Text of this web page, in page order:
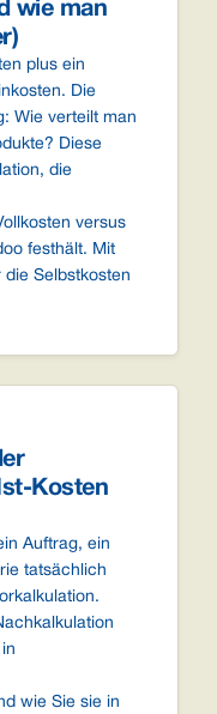
wie man
plus ein
Die
Wie verteilt man
Diese
die
versus
festhält. Mit
Selbstkosten
Kosten
Auftrag, ein
tatsächlich
wie Sie sie in